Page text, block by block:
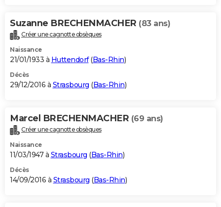
Suzanne BRECHENMACHER (83 ans)
Créer une cagnotte obsèques
Naissance
21/01/1933 à Huttendorf(Bas-Rhin)
Décès
29/12/2016 à Strasbourg (Bas-Rhin)
Marcel BRECHENMACHER (69 ans)
Créer une cagnotte obsèques
Naissance
11/03/1947 à Strasbourg (Bas-Rhin)
Décès
14/09/2016 à Strasbourg (Bas-Rhin)